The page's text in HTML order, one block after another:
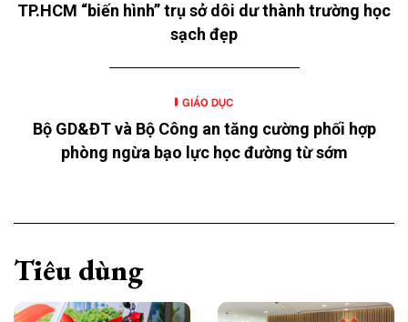
TP.HCM “biến hình” trụ sở dôi dư thành trường học
sạch đẹp
GIÁO DỤC
Bộ GD&ĐT và Bộ Công an tăng cường phối hợp
phòng ngừa bạo lực học đường từ sớm
Tiêu dùng